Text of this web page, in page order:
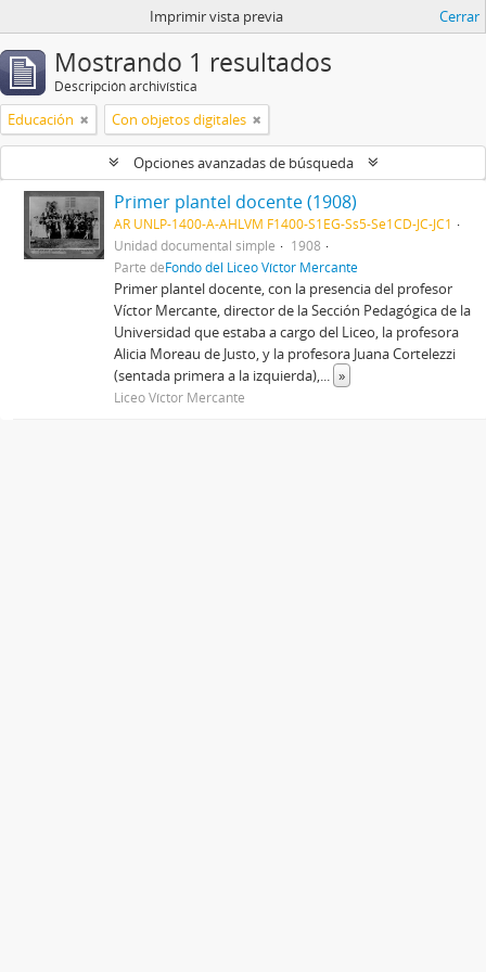
Imprimir vista previa Cerrar
Mostrando 1 resultados
Descripción archivística
Educación Con objetos digitales
Opciones avanzadas de búsqueda
Primer plantel docente (1908)
AR UNLP-1400-A-AHLVM F1400-S1EG-Ss5-Se1CD-JC-JC1
Unidad documental simple
1908
Parte deFondo del Liceo Víctor Mercante
Primer plantel docente, con la presencia del profesor
Víctor Mercante, director de la Sección Pedagógica de la
Universidad que estaba a cargo del Liceo, la profesora
Alicia Moreau de Justo, y la profesora Juana Cortelezzi
(sentada primera a la izquierda),... »
Liceo Víctor Mercante